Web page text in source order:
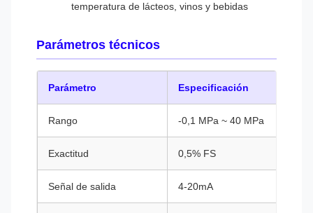
temperatura de lácteos, vinos y bebidas
Parámetros técnicos
Parámetro Especificación
Rango -0,1 MPa ~ 40 MPa
Exactitud 0,5% FS
Señal de salida 4-20mA